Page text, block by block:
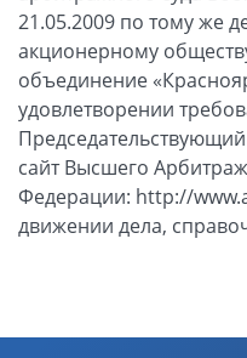
21.05.2009 по тому же
акционерному
объединение
удовлетворении
сайт Высшего
Федерации: http://
движении дела,